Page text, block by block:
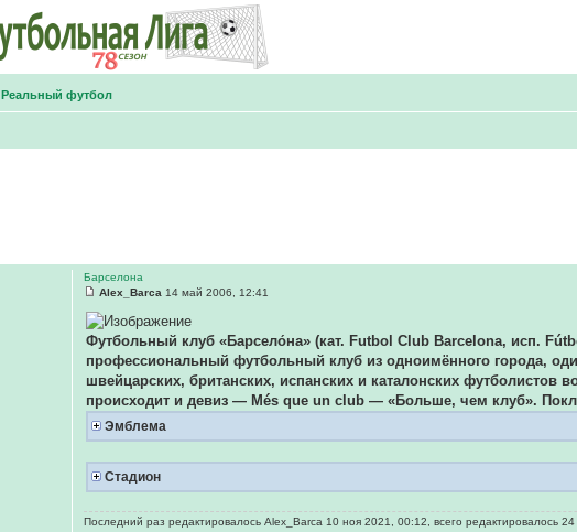
Реальный футбол
Барселона
Alex_Barca 14 май 2006, 12:41
Футбольный клуб «Барсело́на» (кат. Futbol Club Barcelona, исп.
профессиональный футбольный клуб из одноимённого города,
швейцарских, британских, испанских и каталонских
происходит и девиз — Més que un club — «Больше, чем клуб».
Эмблема
Стадион
Последний раз редактировалось Alex_Barca 10 ноя 2021, 00:12, всего редактировалось 24